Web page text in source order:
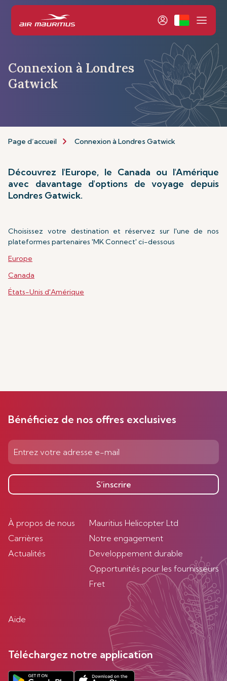
Connexion à Londres
Gatwick
Page d’accueil Connexion à Londres Gatwick
Découvrez l'Europe, le Canada ou l'Amérique
avec davantage d'options de voyage depuis
Londres Gatwick.
Choisissez votre destination et réservez sur l'une de nos
plateformes partenaires 'MK Connect' ci-dessous
Europe
Canada
États-Unis d'Amérique
Bénéficiez de nos offres exclusives
S’inscrire
À propos de nous
Carrières
Actualités
Mauritius Helicopter Ltd
Notre engagement
Developpement durable
Opportunités pour les fournisseurs
Fret
Aide
Téléchargez notre application